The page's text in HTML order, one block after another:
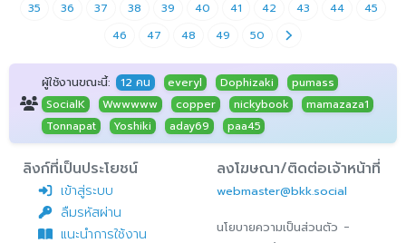
35
36 37 38 39 40 41 42 43 44
45
46
47 48 49 50
ผู้ใช้งานขณะนี้: 12 คน everyl Dophizaki
pumass
SocialK
Wwwwww copper nickybook
mamazaza1
Tonnapat
Yoshiki aday69 paa45
ลิงก์ที่เป็นประโยชน์
เข้าสู่ระบบ
ลืมรหัสผ่าน
แนะนำการใช้งาน
ลงโฆษณา/ติดต่อเจ้าหน้าที่
webmaster@bkk.social
นโยบายความเป็นส่วนตัว -